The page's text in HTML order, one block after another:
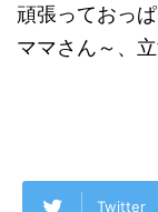
頑張っておっ
ママさん～、立
Twitter